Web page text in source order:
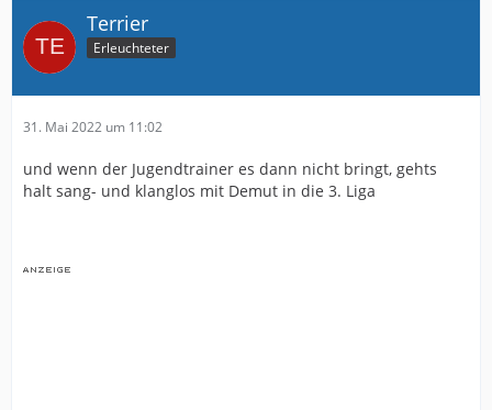
die abgesprungen sind!
einige...
Und: es ist doch clever, dass man in dieser schon
Entscheidungen nicht noch mehr Unruhe reinbringt, in
dem man sie mutwillig breittritt und ständig
Wasserstandsmeldungen raushaut, die sich dann nicht
bewahrheiten. Siehe andere Medienlandschaften im
Erachtens nicht besser...
Terrier
Erleuchteter
31. Mai 2022 um 11:02
und wenn der Jugendtrainer es dann nicht bringt, gehts
halt sang- und klanglos mit Demut in die 3. Liga